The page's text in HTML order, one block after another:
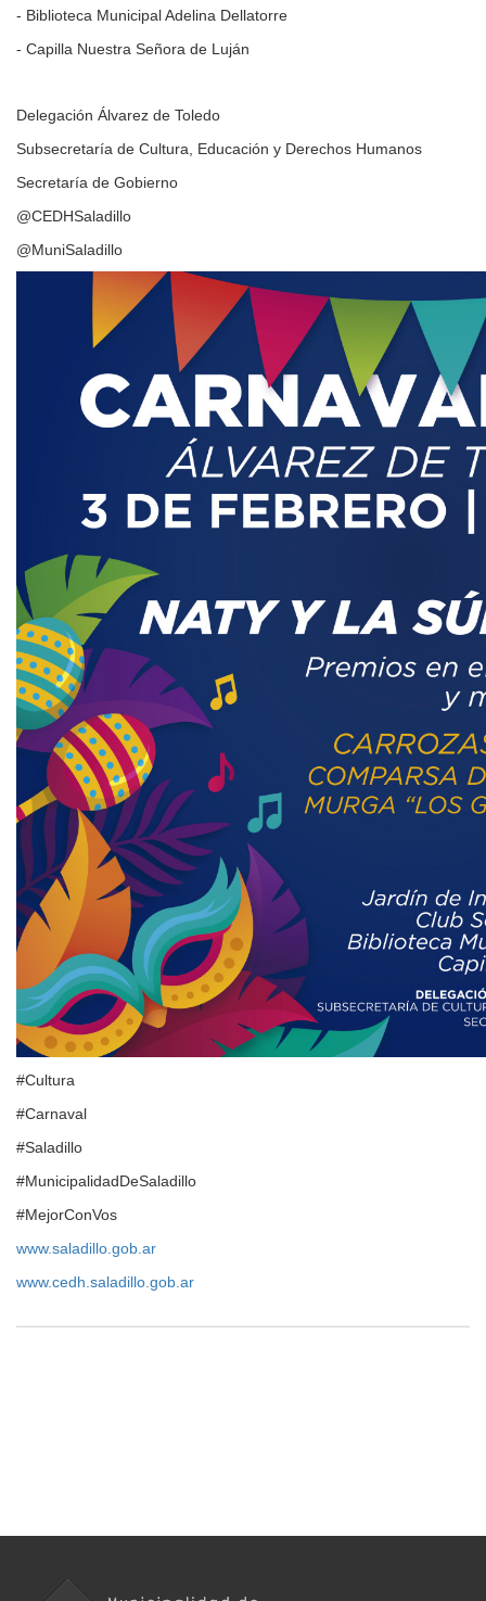
- Biblioteca Municipal Adelina Dellatorre
- Capilla Nuestra Señora de Luján
Delegación Álvarez de Toledo
Subsecretaría de Cultura, Educación y Derechos Humanos
Secretaría de Gobierno
@CEDHSaladillo
@MuniSaladillo
#Cultura
#Carnaval
#Saladillo
#MunicipalidadDeSaladillo
#MejorConVos
www.saladillo.gob.ar
www.cedh.saladillo.gob.ar